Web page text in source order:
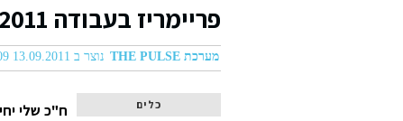
פריימריז בעבודה 2011 - התוצאות הרשמיות
מערכת THE PULSE נוצר ב 13.09.2011 04:09
כלים